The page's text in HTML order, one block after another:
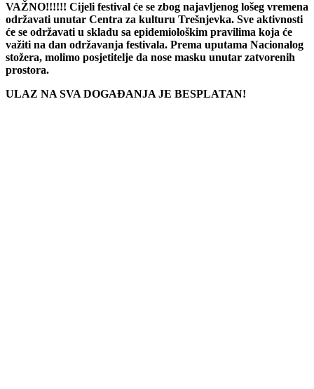
VAŽNO!!!!!! Cijeli festival će se zbog najavljenog lošeg vremena
održavati unutar Centra za kulturu Trešnjevka. Sve aktivnosti
će se održavati u skladu sa epidemiološkim pravilima koja će
važiti na dan održavanja festivala. Prema uputama Nacionalog
stožera, molimo posjetitelje da nose masku unutar zatvorenih
prostora.
ULAZ NA SVA DOGAĐANJA JE BESPLATAN!